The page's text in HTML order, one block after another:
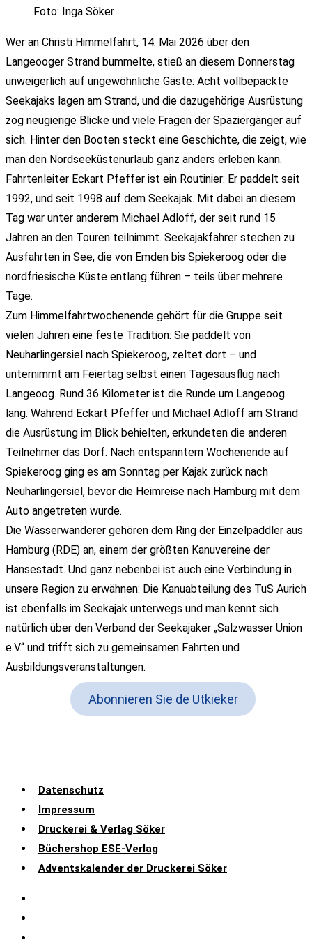
Foto: Inga Söker
Wer an Christi Himmelfahrt, 14. Mai 2026 über den
Langeooger Strand bummelte, stieß an diesem Donnerstag
unweigerlich auf ungewöhnliche Gäste: Acht vollbepackte
Seekajaks lagen am Strand, und die dazugehörige Ausrüstung
zog neugierige Blicke und viele Fragen der Spaziergänger auf
sich. Hinter den Booten steckt eine Geschichte, die zeigt, wie
man den Nordseeküstenurlaub ganz anders erleben kann.
Fahrtenleiter Eckart Pfeffer ist ein Routinier: Er paddelt seit
1992, und seit 1998 auf dem Seekajak. Mit dabei an diesem
Tag war unter anderem Michael Adloff, der seit rund 15
Jahren an den Touren teilnimmt. Seekajakfahrer stechen zu
Ausfahrten in See, die von Emden bis Spiekeroog oder die
nordfriesische Küste entlang führen – teils über mehrere
Tage.
Zum Himmelfahrtwochenende gehört für die Gruppe seit
vielen Jahren eine feste Tradition: Sie paddelt von
Neuharlingersiel nach Spiekeroog, zeltet dort – und
unternimmt am Feiertag selbst einen Tagesausflug nach
Langeoog. Rund 36 Kilometer ist die Runde um Langeoog
lang. Während Eckart Pfeffer und Michael Adloff am Strand
die Ausrüstung im Blick behielten, erkundeten die anderen
Teilnehmer das Dorf. Nach entspanntem Wochenende auf
Spiekeroog ging es am Sonntag per Kajak zurück nach
Neuharlingersiel, bevor die Heimreise nach Hamburg mit dem
Auto angetreten wurde.
Die Wasserwanderer gehören dem Ring der Einzelpaddler aus
Hamburg (RDE) an, einem der größten Kanuvereine der
Hanse­stadt. Und ganz nebenbei ist auch eine Verbindung in
unsere Region zu erwähnen: Die Kanuabteilung des TuS Aurich
ist ebenfalls im Seekajak unterwegs und man kennt sich
natürlich über den Verband der Seekajaker „Salzwasser Union
e.V.“ und trifft sich zu gemeinsamen Fahrten und
Ausbildungsveranstaltungen.
Abonnieren Sie de Utkieker
Datenschutz
Impressum
Druckerei & Verlag Söker
Büchershop ESE-Verlag
Adventskalender der Druckerei Söker